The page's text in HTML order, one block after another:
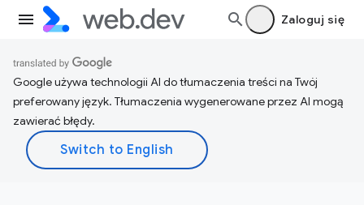
Zaloguj się
Google używa technologii AI do tłumaczenia treści na Twój
preferowany język. Tłumaczenia wygenerowane przez AI mogą
zawierać błędy.